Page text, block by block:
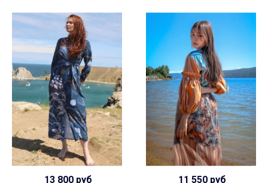
13 800 руб 11 550 руб